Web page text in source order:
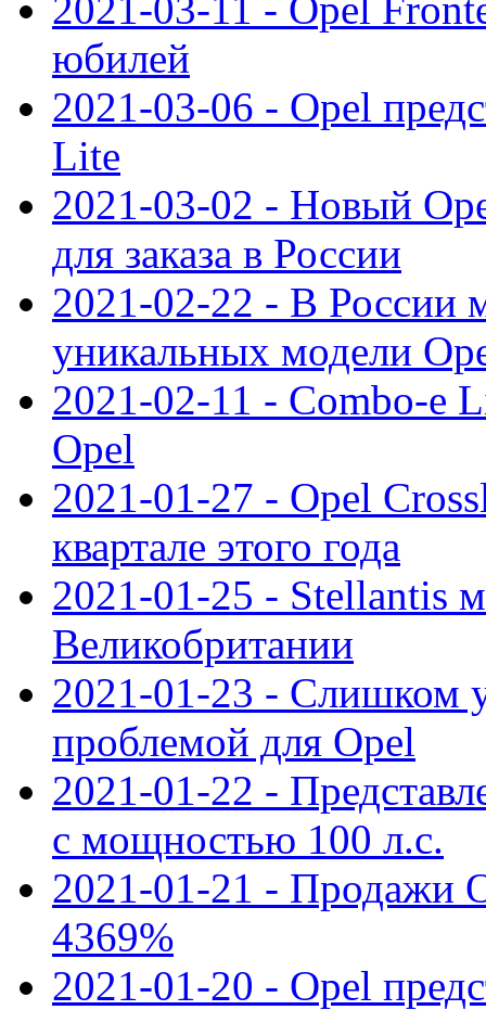
юбилей
2021-03-06 - Opel
Lite
2021-03-02 - Новый
для заказа в России
2021-02-22 - В России
уникальных модели
2021-02-11 - Combo-e
Opel
2021-01-27 - Opel
квартале этого года
2021-01-25 - Stellantis
Великобритании
2021-01-23 - Слишком
проблемой для Opel
2021-01-22 -
с мощностью 100 л.с.
2021-01-21 - Продажи
4369%
2021-01-20 - Opel